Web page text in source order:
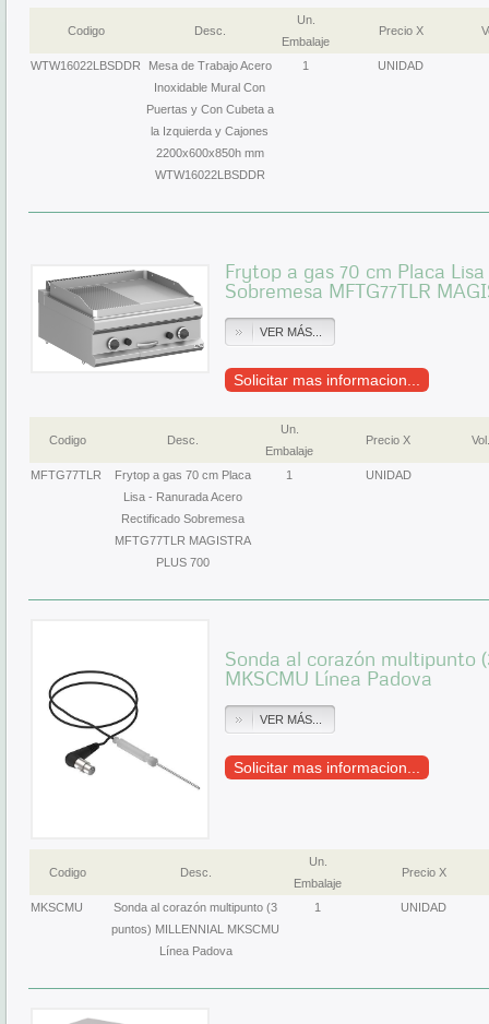
Codigo Desc.
Un.
Embalaje
Precio X
WTW16022LBSDDR
Mesa de Trabajo Acero
Inoxidable Mural Con
Puertas y Con Cubeta a
la Izquierda y Cajones
2200x600x850h mm
WTW16022LBSDDR
1 UNIDAD
Frytop a gas 70 cm Placa
Sobremesa MFTG77TLR
VER MÁS...
Solicitar mas informacion...
Codigo Desc.
Un.
Embalaje
Precio X Vol.
MFTG77TLR
Frytop a gas 70 cm Placa
Lisa - Ranurada Acero
Rectificado Sobremesa
MFTG77TLR MAGISTRA
PLUS 700
1 UNIDAD
Sonda al corazón multipunto
MKSCMU Línea Padova
VER MÁS...
Solicitar mas informacion...
Codigo Desc.
Un.
Embalaje
Precio X
MKSCMU
Sonda al corazón multipunto (3
puntos) MILLENNIAL MKSCMU
Línea Padova
1 UNIDAD